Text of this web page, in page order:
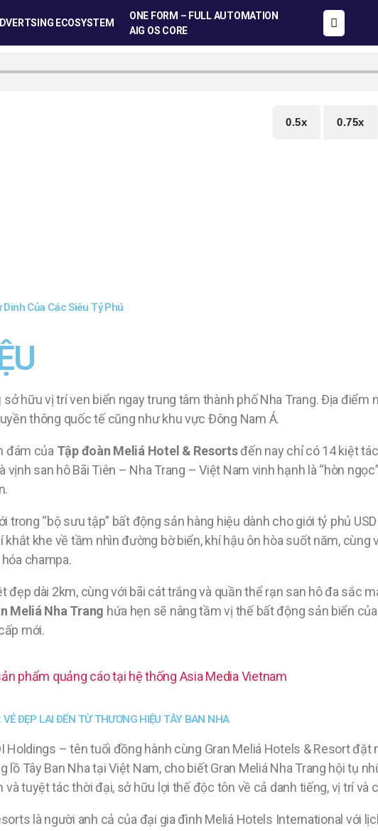
ECOSYSTEM
ONE FORM – FULL AUTOMATION
AIG OS CORE
0.5x 0.75x
Của Các Siêu Tỷ Phú
sở hữu vị trí ven biển ngay trung tâm thành phố Nha Trang. Địa điểm
thông quốc tế cũng như khu vực Đông Nam Á.
đám của Tập đoàn Meliá Hotel & Resortsđến nay chỉ có 14 kiệt
vịnh san hô Bãi Tiên – Nha Trang – Việt Nam vinh hạnh là “hòn
trong “bộ sưu tập” bất động sản hàng hiệu dành cho giới tỷ phủ
khe về tầm nhìn đường bờ biển, khí hậu ôn hòa suốt năm, cùng
champa.
đẹp dài 2km, cùng với bãi cát trắng và quần thể rạn san hô đa sắc
Meliá Nha Trang hứa hẹn sẽ nâng tầm vị thế bất động sản biển
mới.
phẩm quảng cáo tại hệ thống Asia Media Vietnam
ĐẸP LAI ĐẾN TỪ THƯƠNG HIỆU TÂY BAN NHA
Holdings – tên tuổi đồng hành cùng Gran Meliá Hotels & Resort đặt
lồ Tây Ban Nha tại Việt Nam, cho biết Gran Meliá Nha Trang hội tụ
tuyệt tác thời đại, sở hữu lợi thế độc tôn về cả danh tiếng, vị trí và
là người anh cả của đại gia đình Meliá Hotels International với